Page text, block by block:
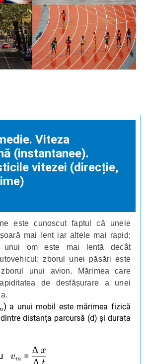
Viteza
(instantanee).
vitezei (direcție,
este cunoscut faptul că unele
mai lent iar altele mai rapid;
unui om este mai lentă decât
zborul unei păsări este
unui avion. Mărimea care
de desfășurare a unei
) a unui mobil este mărimea fizică
distanța parcursă (d) și durata
v
v
vm = ∆x∆
∆x∆
∆ x